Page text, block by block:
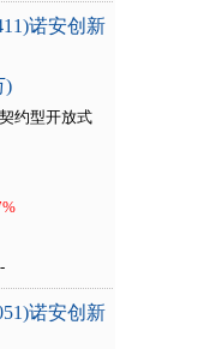
诺安创新
)
契约型开放式
诺安创新